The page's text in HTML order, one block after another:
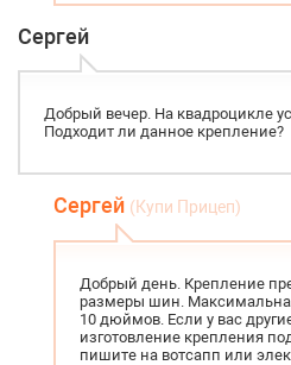
Сергей
Добрый вечер. На квадроцикле
Подходит ли данное крепление?
Сергей (Купи Прицеп)
Добрый день. Крепление
размеры шин.
10 дюймов. Если у вас
изготовление крепления
пишите на вотсапп или